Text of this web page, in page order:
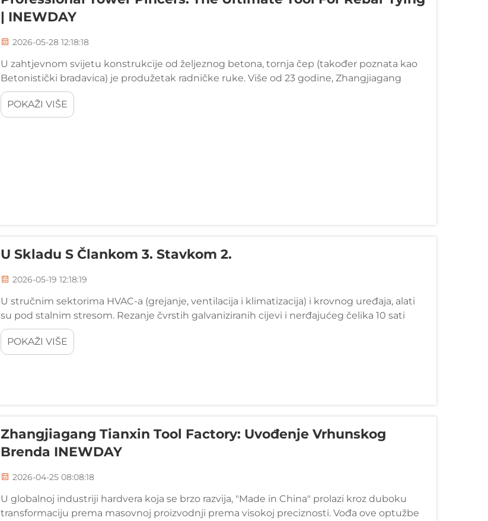
| INEWDAY
2026-05-28 12:18:18
U zahtjevnom svijetu konstrukcije od željeznog betona, tornja čep (također poznata kao
Betonistički bradavica) je produžetak radničke ruke. Više od 23 godine, Zhangjiagang
Tianxin Tools Co., Ltd. je rafinirao...
POKAŽI VIŠE
U Skladu S Člankom 3. Stavkom 2.
2026-05-19 12:18:19
U stručnim sektorima HVAC-a (grejanje, ventilacija i klimatizacija) i krovnog uređaja, alati
su pod stalnim stresom. Rezanje čvrstih galvaniziranih cijevi i nerđajućeg čelika 10 sati
dnevno zahtijeva više od samo...
POKAŽI VIŠE
Zhangjiagang Tianxin Tool Factory: Uvođenje Vrhunskog
Brenda INEWDAY
2026-04-25 08:08:18
U globalnoj industriji hardvera koja se brzo razvija, "Made in China" prolazi kroz duboku
transformaciju prema masovnoj proizvodnji prema visokoj preciznosti. Vođa ove optužbe